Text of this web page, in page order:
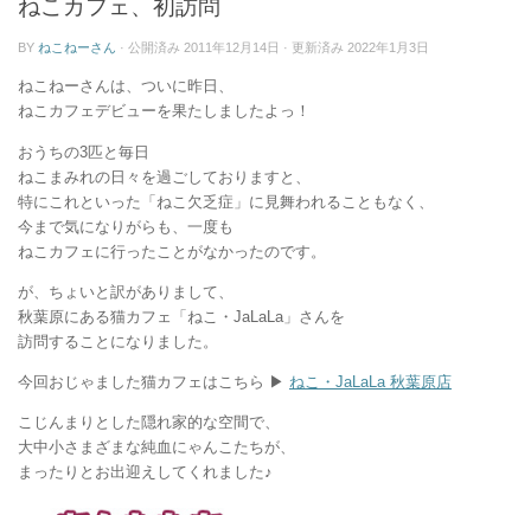
ねこカフェ、初訪問
BY ねこねーさん · 公開済み 2011年12月14日 · 更新済み 2022年1月3日
ねこねーさんは、ついに昨日、
ねこカフェデビューを果たしましたよっ！
おうちの3匹と毎日
ねこまみれの日々を過ごしておりますと、
特にこれといった「ねこ欠乏症」に見舞われることもなく、
今まで気になりがらも、一度も
ねこカフェに行ったことがなかったのです。
が、ちょいと訳がありまして、
秋葉原にある猫カフェ「ねこ・JaLaLa」さんを
訪問することになりました。
今回おじゃました猫カフェはこちら ▶ ねこ・JaLaLa 秋葉原店
こじんまりとした隠れ家的な空間で、
大中小さまざまな純血にゃんこたちが、
まったりとお出迎えしてくれました♪